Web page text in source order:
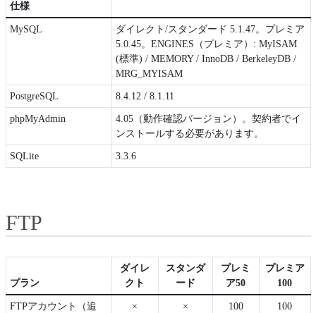
仕様
MySQL
ダイレクト/スタンダード 5.1.47。プレミア
5.0.45。ENGINES（プレミア）: MyISAM
(標準) / MEMORY / InnoDB / BerkeleyDB /
MRG_MYISAM
PostgreSQL 8.4.12 / 8.1.11
phpMyAdmin
4.05（動作確認バージョン）。契約者でイ
ンストールする必要があります。
SQLite 3.3.6
FTP
プラン
ダイレ
クト
スタンダ
ード
プレミ
ア50
プレミア
100
FTPアカウント（追 × × 100 100